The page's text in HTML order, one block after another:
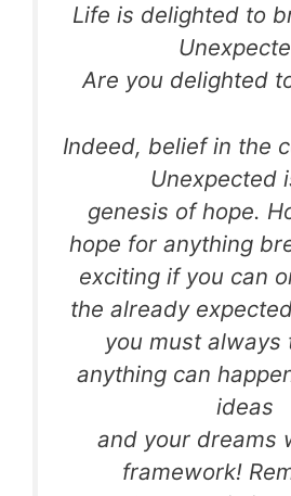
Life is delighted to
Are you delighted
Indeed, belief in the
Unexpected
genesis of hope.
hope for anything
exciting if you can
the already
you must always
anything can
ideas
and your dreams
framework!